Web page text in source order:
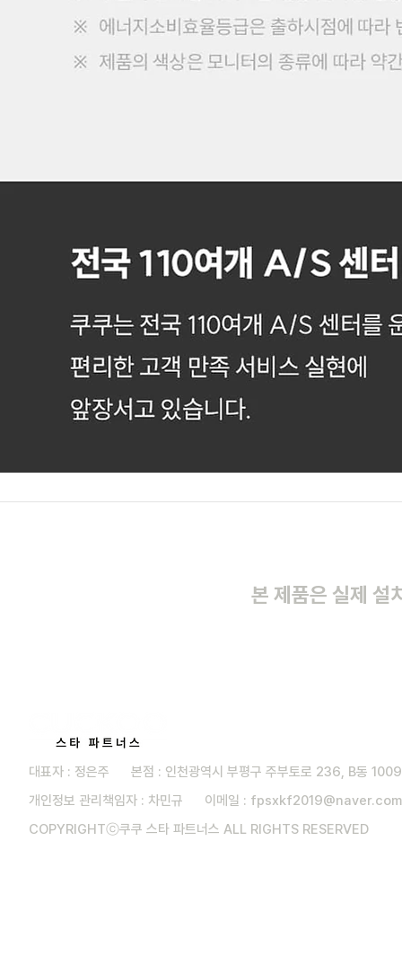
본 제품은 실제 설
대표자 : 정은주 본점 : 인천광역시 부평구 주부토로 236, B동
개인정보 관리책임자 : 차민규 이메일 : fpsxkf2019@naver.com
COPYRIGHTⓒ쿠쿠 스타 파트너스 ALL RIGHTS RESERVED